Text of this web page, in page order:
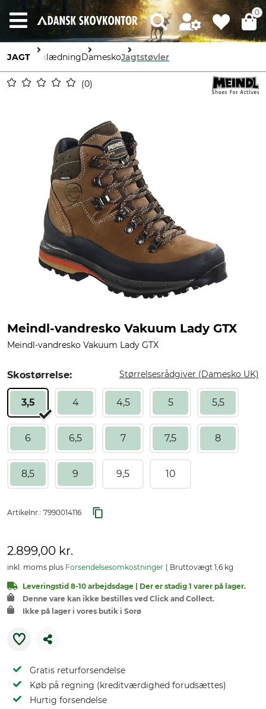
0
JAGT BeklædningDameskoJagtstøvler
0
Meindl-vandresko Vakuum Lady GTX
Meindl-vandresko Vakuum Lady GTX
Skostørrelse: Størrelsesrådgiver (Damesko UK)
3,5 4 4,5 5 5,5
6 6,5 7 7,5 8
8,5 9 9,5 10
Artikelnr.: 7990014116
2.899,00 kr.
inkl. moms plus Forsendelsesomkostninger Bruttovægt 1,6 kg
Leveringstid 8-10 arbejdsdage | Der er stadig 1 varer på lager.
Denne vare kan ikke bestilles ved Click and Collect.
Ikke på lager i vores butik i Sorø
Gratis returforsendelse
Køb på regning (kreditværdighed forudsættes)
Hurtig forsendelse